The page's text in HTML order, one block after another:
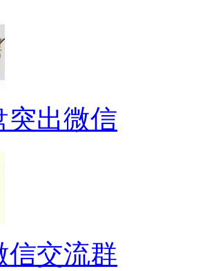
突出微信
信交流群